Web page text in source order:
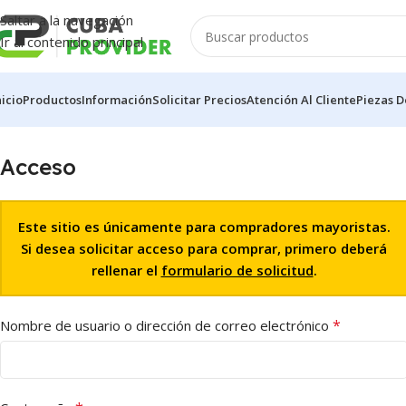
Saltar a la navegación
Ir al contenido principal
ProductosInformaciónSolicitar PreciosAtención Al ClientePiezas
Acceso
Este sitio es únicamente para compradores mayoristas.
Si desea solicitar acceso para comprar, primero deberá
rellenar el formulario de solicitud.
Nombre de usuario o dirección de correo electrónico *